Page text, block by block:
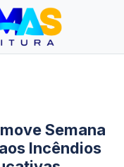
Semana
Incêndios